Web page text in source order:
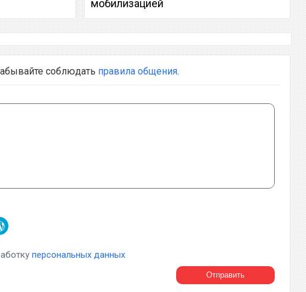
мобилизацией
соблюдать правила общения.
персональных данных